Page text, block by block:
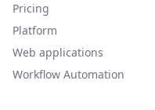
Pricing
Platform
Web applications
Workflow Automation